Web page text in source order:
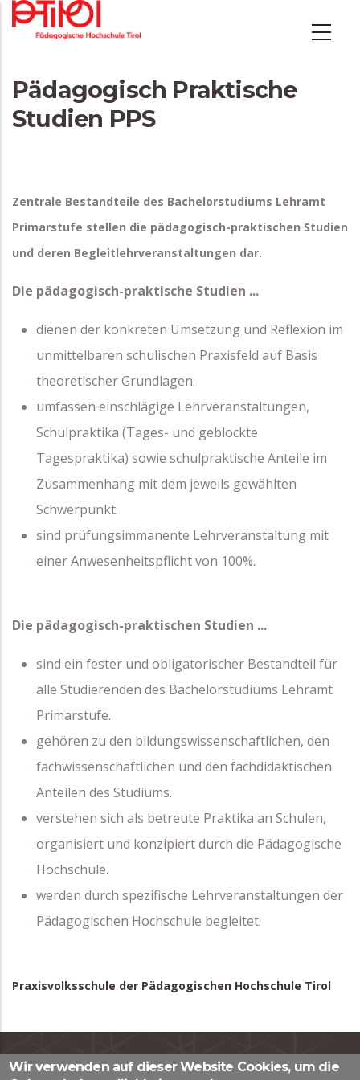
Direkt
Pädagogisch Praktische
Studien PPS
Zentrale Bestandteile des Bachelorstudiums Lehramt
Primarstufe stellen die pädagogisch-praktischen Studien
und deren Begleitlehrveranstaltungen dar.
Die pädagogisch-praktische Studien ...
dienen der konkreten Umsetzung und Reflexion im
unmittelbaren schulischen Praxisfeld auf Basis
theoretischer Grundlagen.
umfassen einschlägige Lehrveranstaltungen,
Schulpraktika (Tages- und geblockte
Tagespraktika) sowie schulpraktische Anteile im
Zusammenhang mit dem jeweils gewählten
Schwerpunkt.
sind prüfungsimmanente Lehrveranstaltung mit
einer Anwesenheitspflicht von 100%.
Die pädagogisch-praktischen Studien ...
sind ein fester und obligatorischer Bestandteil für
alle Studierenden des Bachelorstudiums Lehramt
Primarstufe.
gehören zu den bildungswissenschaftlichen, den
fachwissenschaftlichen und den fachdidaktischen
Anteilen des Studiums.
verstehen sich als betreute Praktika an Schulen,
organisiert und konzipiert durch die Pädagogische
Hochschule.
werden durch spezifische Lehrveranstaltungen der
Pädagogischen Hochschule begleitet.
Praxisvolksschule der Pädagogischen Hochschule Tirol
Impressum|Datenschutzerklärung| Kontaktformular
Wir verwenden auf dieser Website Cookies, um die